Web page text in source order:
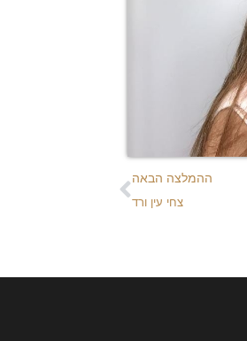
ההמלצה הבאה
צחי עין ורד